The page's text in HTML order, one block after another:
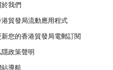
於我們
港貿發局流動應用程式
新您的香港貿發局電郵訂閱
隱政策聲明
站導航